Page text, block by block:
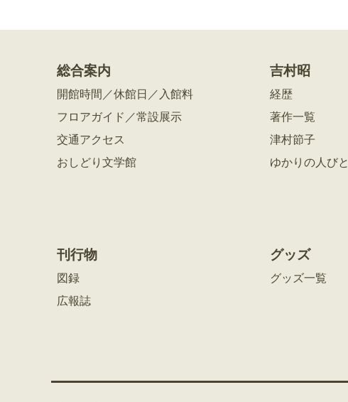
総合案内
開館時間／休館日／入館料
フロアガイド／常設展示
交通アクセス
おしどり文学館
吉村昭
経歴
著作一覧
津村節子
ゆかりの人びと
刊行物
図録
広報誌
グッズ
グッズ一覧